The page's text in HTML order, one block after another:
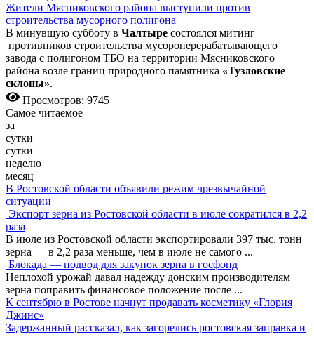
Жители Мясниковского района выступили против
строительства мусорного полигона
В минувшую субботу в Чалтыре состоялся митинг
противников строительства мусороперерабатывающего
завода с полигоном ТБО на территории Мясниковского
района возле границ природного памятника «Тузловские
склоны».
Просмотров: 9745
Самое читаемое
за
сутки
сутки
неделю
месяц
В Ростовской области объявили режим чрезвычайной
ситуации
Экспорт зерна из Ростовской области в июле сократился в 2,2
раза
В июле из Ростовской области экспортировали 397 тыс. тонн
зерна — в 2,2 раза меньше, чем в июле не самого ...
Блокада — подвод для закупок зерна в госфонд
Неплохой урожай давал надежду донским производителям
зерна поправить финансовое положение после ...
К сентябрю в Ростове начнут продавать косметику «Глория
Джинс»
Задержанный рассказал, как загорелись ростовская заправка и